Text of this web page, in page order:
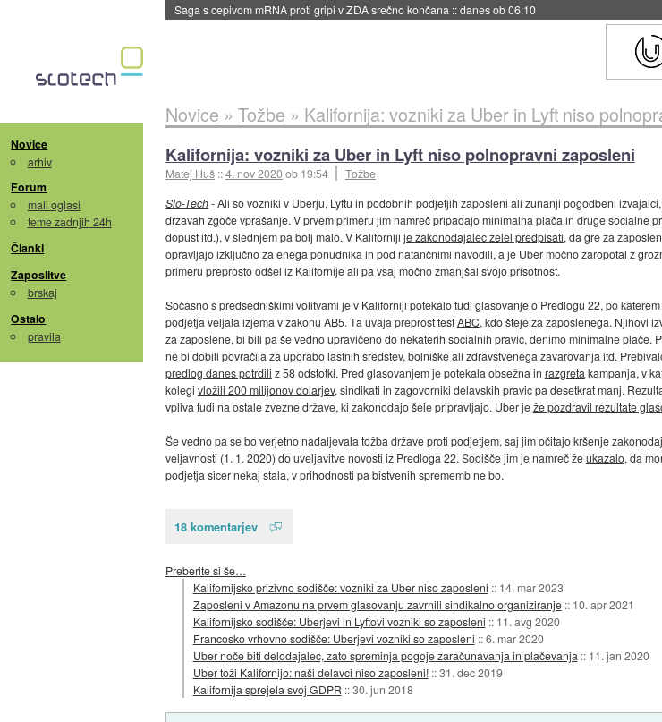
BMW v vozilih začel predvajati reklame::danes ob 06:09
Novice
arhiv
Forum
mali oglasi
teme zadnjih 24h
Članki
Zaposlitve
brskaj
Ostalo
pravila
Novice » Tožbe » Kalifornija: vozniki za Uber in Lyft niso
Kalifornija: vozniki za Uber in Lyft niso polnopravni zaposleni
Matej Huš ::4. nov 2020ob 19:54 Tožbe
Slo-Tech- Ali so vozniki v Uberju, Lyftu in podobnih podjetjih zaposleni ali zunanji pogodbeni
državah žgoče vprašanje. V prvem primeru jim namreč pripadajo minimalna plača in druge socialne
dopust itd.), v slednjem pa bolj malo. V Kaliforniji je zakonodajalec želel predpisati, da gre za
opravljajo izključno za enega ponudnika in pod natančnimi navodili, a je Uber močno zaropotal z
primeru preprosto odšel iz Kalifornije ali pa vsaj močno zmanjšal svojo prisotnost.
Sočasno s predsedniškimi volitvami je v Kaliforniji potekalo tudi glasovanje o Predlogu 22, po
podjetja veljala izjema v zakonu AB5. Ta uvaja preprost testABC, kdo šteje za zaposlenega. Njihovi
za zaposlene, bi bili pa še vedno upravičeno do nekaterih socialnih pravic, denimo minimalne plače.
ne bi dobili povračila za uporabo lastnih sredstev, bolniške ali zdravstvenega zavarovanja itd.
predlog danes potrdili z 58 odstotki. Pred glasovanjem je potekala obsežna in razgreta kampanja, v
kolegi vložili 200 milijonov dolarjev, sindikati in zagovorniki delavskih pravic pa desetkrat manj.
vpliva tudi na ostale zvezne države, ki zakonodajo šele pripravljajo. Uber ježe pozdravil rezultate
Še vedno pa se bo verjetno nadaljevala tožba države proti podjetjem, saj jim očitajo kršenje
veljavnosti (1. 1. 2020) do uveljavitve novosti iz Predloga 22. Sodišče jim je namreč žeukazalo, da
podjetja sicer nekaj stala, v prihodnosti pa bistvenih sprememb ne bo.
18 komentarjev
Preberite si še…
Kalifornijsko prizivno sodišče: vozniki za Uber niso zaposleni :: 14. mar 2023
Zaposleni v Amazonu na prvem glasovanju zavrnili sindikalno organiziranje :: 10. apr 2021
Kalifornijsko sodišče: Uberjevi in Lyftovi vozniki so zaposleni :: 11. avg 2020
Francosko vrhovno sodišče: Uberjevi vozniki so zaposleni ::6. mar 2020
Uber noče biti delodajalec, zato spreminja pogoje zaračunavanja in plačevanja :: 11. jan 2020
Uber toži Kalifornijo: naši delavci niso zaposleni! ::31. dec 2019
Kalifornija sprejela svoj GDPR ::30. jun 2018